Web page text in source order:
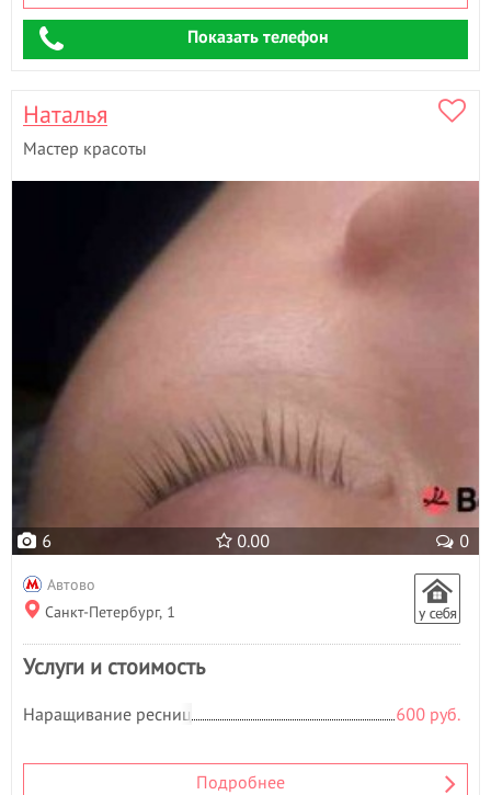
Показать телефон
Наталья
Мастер красоты
6 0.00 0
Автово
Санкт-Петербург, 1
Услуги и стоимость
Наращивание ресниц 600 руб.
Подробнее